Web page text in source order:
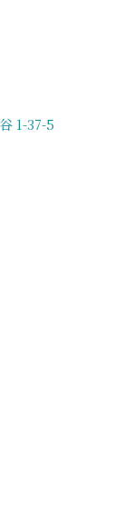
1-37-5